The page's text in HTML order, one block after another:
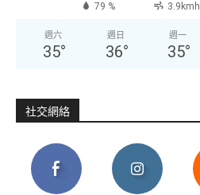
79 % 3.9kmh
週六
35°
週日
36°
週一
35°
社交網絡